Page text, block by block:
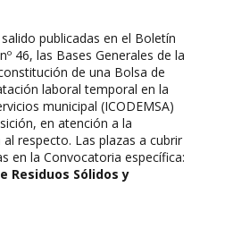
publicadas en el Boletín
46, las Bases Generales de la
de una Bolsa de
laboral temporal en la
municipal (ICODEMSA)
en atención a la
respecto. Las plazas a cubrir
en la Convocatoria específica:
Residuos Sólidos y